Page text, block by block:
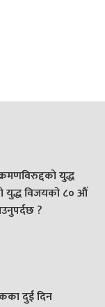
युद्ध
युद्ध विजयको ८० औं
?
दुई दिन